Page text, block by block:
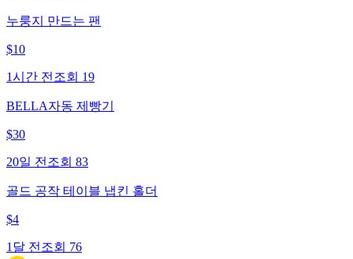
누룽지 만드는 팬
$10
1시간 전 조회 19
BELLA자동 제빵기
$30
20일 전 조회 83
골드 공작 테이블 냅킨 홀더
$4
1달 전 조회 76